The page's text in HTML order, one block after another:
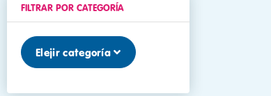
FILTRAR POR CATEGORÍA
Elejir categoría